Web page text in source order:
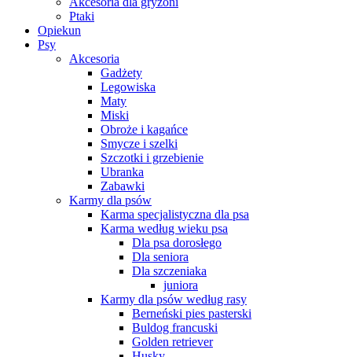
Ptaki
Opiekun
Psy
Akcesoria
Gadżety
Legowiska
Maty
Miski
Obroże i kagańce
Smycze i szelki
Szczotki i grzebienie
Ubranka
Zabawki
Karmy dla psów
Karma specjalistyczna dla psa
Karma według wieku psa
Dla psa dorosłego
Dla seniora
Dla szczeniaka
juniora
Karmy dla psów według rasy
Berneński pies pasterski
Buldog francuski
Golden retriever